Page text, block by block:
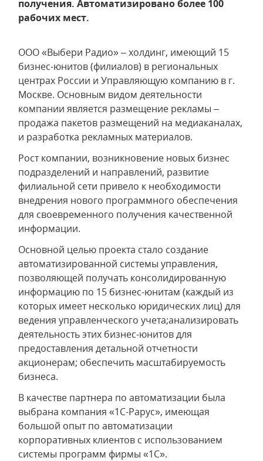
получения. Автоматизировано более 100
рабочих мест.
ООО «Выбери Радио» – холдинг, имеющий 15
бизнес-юнитов (филиалов) в региональных
центрах России и Управляющую компанию в г.
Москве. Основным видом деятельности
компании является размещение рекламы –
продажа пакетов размещений на медиаканалах,
и разработка рекламных материалов.
Рост компании, возникновение новых бизнес
подразделений и направлений, развитие
филиальной сети привело к необходимости
внедрения нового программного обеспечения
для своевременного получения качественной
информации.
Основной целью проекта стало создание
автоматизированной системы управления,
позволяющей получать консолидированную
информацию по 15 бизнес-юнитам (каждый из
которых имеет несколько юридических лиц) для
ведения управленческого учета;анализировать
деятельность этих бизнес-юнитов для
предоставления детальной отчетности
акционерам; обеспечить масштабируемость
бизнеса.
В качестве партнера по автоматизации была
выбрана компания «1С-Рарус», имеющая
большой опыт по автоматизации
корпоративных клиентов с использованием
системы программ фирмы «1С».